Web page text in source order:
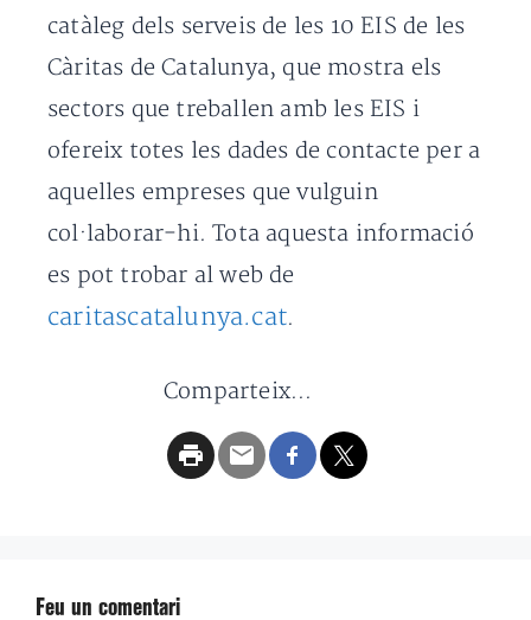
catàleg dels serveis de les 10 EIS de les
Càritas de Catalunya, que mostra els
sectors que treballen amb les EIS i
ofereix totes les dades de contacte per a
aquelles empreses que vulguin
col·laborar-hi. Tota aquesta informació
es pot trobar al web de
caritascatalunya.cat.
Comparteix...
Feu un comentari